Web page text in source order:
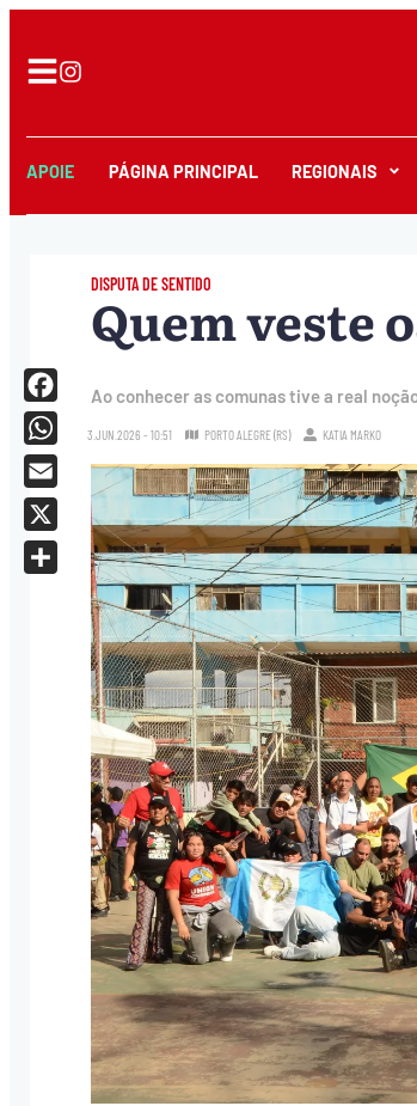
APOIE PÁGINA PRINCIPAL REGIONAIS
DISPUTA DE SENTIDO
Quem veste
Ao conhecer as comunas tive a real
3.JUN.2026 - 10:51 PORTO ALEGRE (RS) KATIA MARKO
Facebook
WhatsApp
Email
X